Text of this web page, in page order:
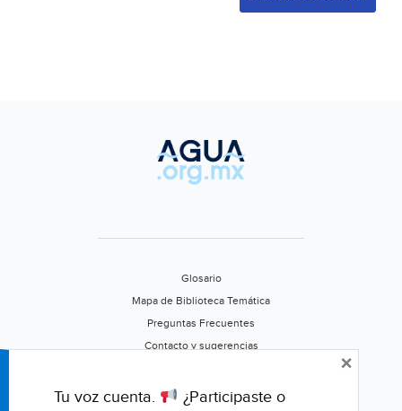
Glosario
Mapa de Biblioteca Temática
Preguntas Frecuentes
Contacto y sugerencias
Califica este portal
Tu voz cuenta.
¿Participaste o
×